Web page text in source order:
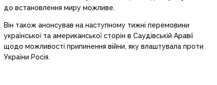
до встановлення миру можливе.
Він також анонсував на наступному тижні перемовини
української та американської сторін в Саудівській Аравії
щодо можливості припинення війни, яку влаштувала проти
України Росія.